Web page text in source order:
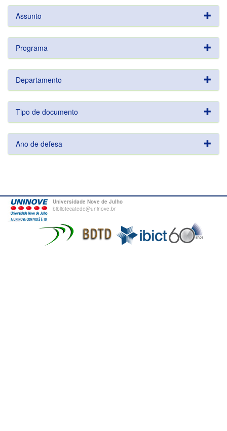
Assunto
Programa
Departamento
Tipo de documento
Ano de defesa
Universidade Nove de Julho
bibliotecatede@uninove.br